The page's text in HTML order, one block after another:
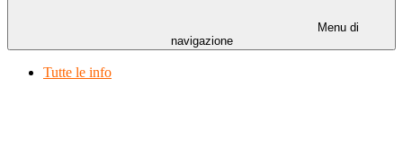
Menu di
navigazione
Tutte le info